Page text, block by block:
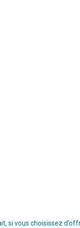
si vous choisissez